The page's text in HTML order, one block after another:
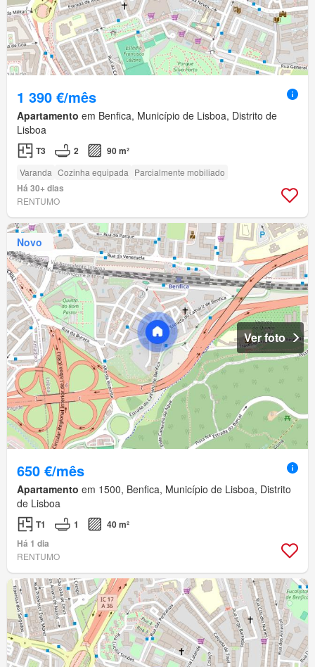
1 390 €/mês
Apartamento em Benfica, Município de Lisboa, Distrito de
Lisboa
T3 2 90 m²
Varanda Cozinha equipada Parcialmente mobiliado
Há 30+ dias
RENTUMO
Novo
Ver foto
650 €/mês
Apartamento em 1500, Benfica, Município de Lisboa, Distrito
de Lisboa
T1 1
40 m²
Há 1 dia
RENTUMO